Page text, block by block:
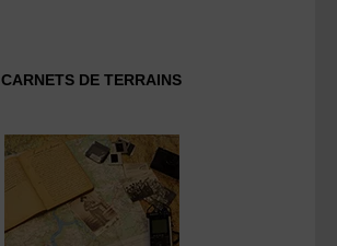
CARNETS DE TERRAINS